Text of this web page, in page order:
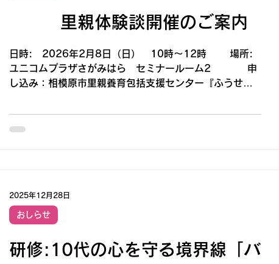
里親体験談開催のご案内
日時: 2026年2月8日（日） 10時～12時 場所:
ユニコムプラザさがみはら セミナールーム2 申
し込み：相模原市里親養育包括支援センター『ふうせん
り、ご連絡下さい。 ①電話 042-704-
8433（午前9時～午後6時まで受付） ②チ
話・携帯電話の番号またはメールアドレス
研修:10代の心を守る境界線「バ
おしらせ
2025年12月28日